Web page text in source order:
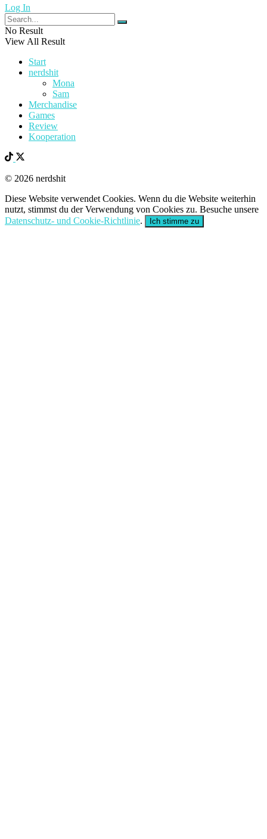
Log In
No Result
View All Result
Start
nerdshit
Mona
Sam
Merchandise
Games
Review
Kooperation
© 2026 nerdshit
Diese Website verwendet Cookies. Wenn du die Website weiterhin
nutzt, stimmst du der Verwendung von Cookies zu. Besuche unsere
Datenschutz- und Cookie-Richtlinie. Ich stimme zu